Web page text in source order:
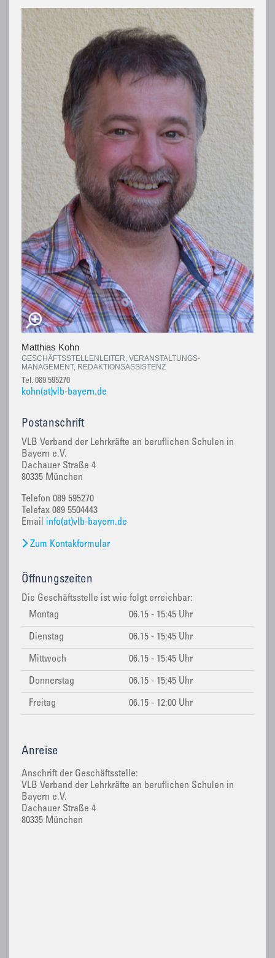
Matthias Kohn
GESCHÄFTSSTELLENLEITER, VERANSTALTUNGS-
MANAGEMENT, REDAKTIONSASSISTENZ
Tel. 089 595270
kohn(at)vlb-bayern.de
Postanschrift
VLB Verband der Lehrkräfte an beruflichen Schulen in
Bayern e.V.
Dachauer Straße 4
80335 München
Telefon 089 595270
Telefax 089 5504443
Email info(at)vlb-bayern.de
Zum Kontakformular
Öffnungszeiten
Die Geschäftsstelle ist wie folgt erreichbar:
Montag
06.15 - 15:45 Uhr
Dienstag 06.15 - 15:45 Uhr
Mittwoch 06.15 - 15:45 Uhr
Donnerstag 06.15 - 15:45 Uhr
Freitag 06.15 - 12:00 Uhr
Anreise
Anschrift der Geschäftsstelle:
VLB Verband der Lehrkräfte an beruflichen Schulen in
Bayern e.V.
Dachauer Straße 4
80335 München